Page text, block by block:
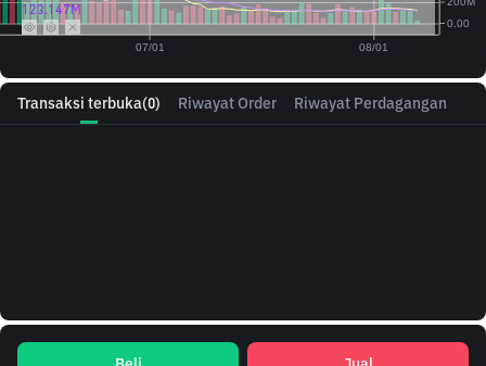
Transaksi terbuka(0) Riwayat Order Riwayat Perdagangan
123.147M